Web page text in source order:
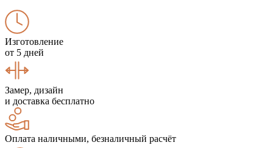
Изготовление
от 5 дней
Замер, дизайн
и доставка бесплатно
Оплата наличными, безналичный расчёт